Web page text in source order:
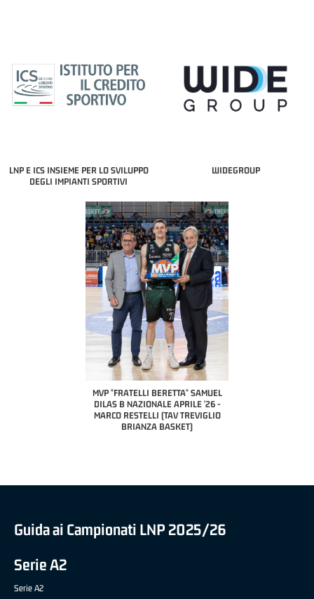
LNP E ICS INSIEME PER LO SVILUPPO
DEGLI IMPIANTI SPORTIVI
WIDEGROUP
MVP "FRATELLI BERETTA" SAMUEL
DILAS B NAZIONALE APRILE '26 -
MARCO RESTELLI (TAV TREVIGLIO
BRIANZA BASKET)
Guida ai Campionati LNP 2025/26
Serie A2
Serie A2